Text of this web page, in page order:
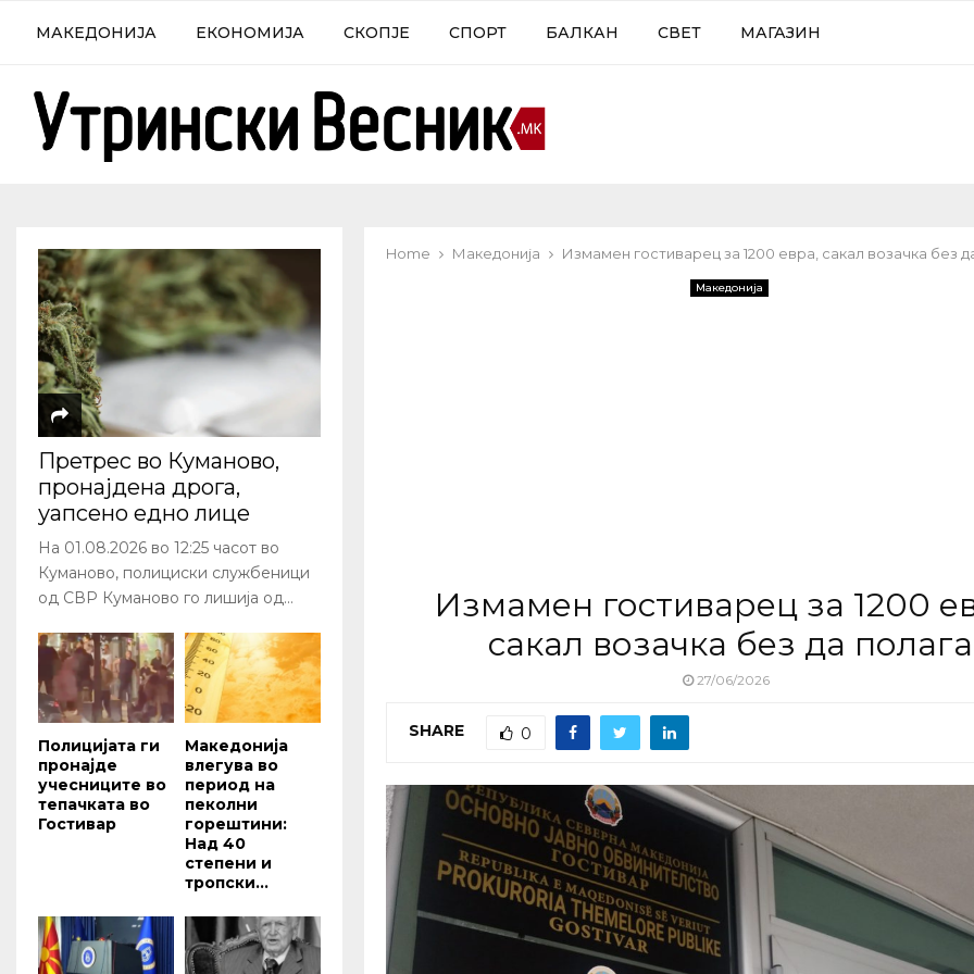
МАКЕДОНИЈА ЕКОНОМИЈА СКОПЈЕ СПОРТ БАЛКАН СВЕТ МАГАЗИН
Home Македонија Измамен гостиварец за 1200 евра, сакал возачка без
Македонија
Измамен гостиварец за 1200
сакал возачка без да полага
27/06/2026
SHARE 0
Претрес во Куманово,
пронајдена дрога,
уапсено едно лице
На 01.08.2026 во 12:25 часот во
Куманово, полициски службеници
од СВР Куманово го лишиja од...
Полицијата ги
пронајде
учесниците во
тепачката во
Гостивар
Македонија
влегува во
период на
пеколни
горештини:
Над 40
степени и
тропски...